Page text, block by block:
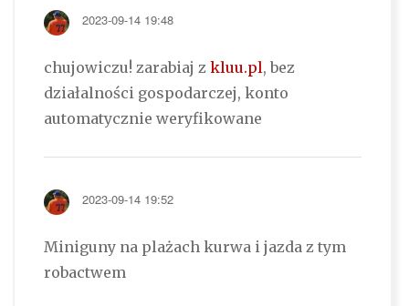
2023-09-14 19:48
chujowiczu! zarabiaj z kluu.pl, bez
działalności gospodarczej, konto
automatycznie weryfikowane
2023-09-14 19:52
Miniguny na plażach kurwa i jazda z tym
robactwem